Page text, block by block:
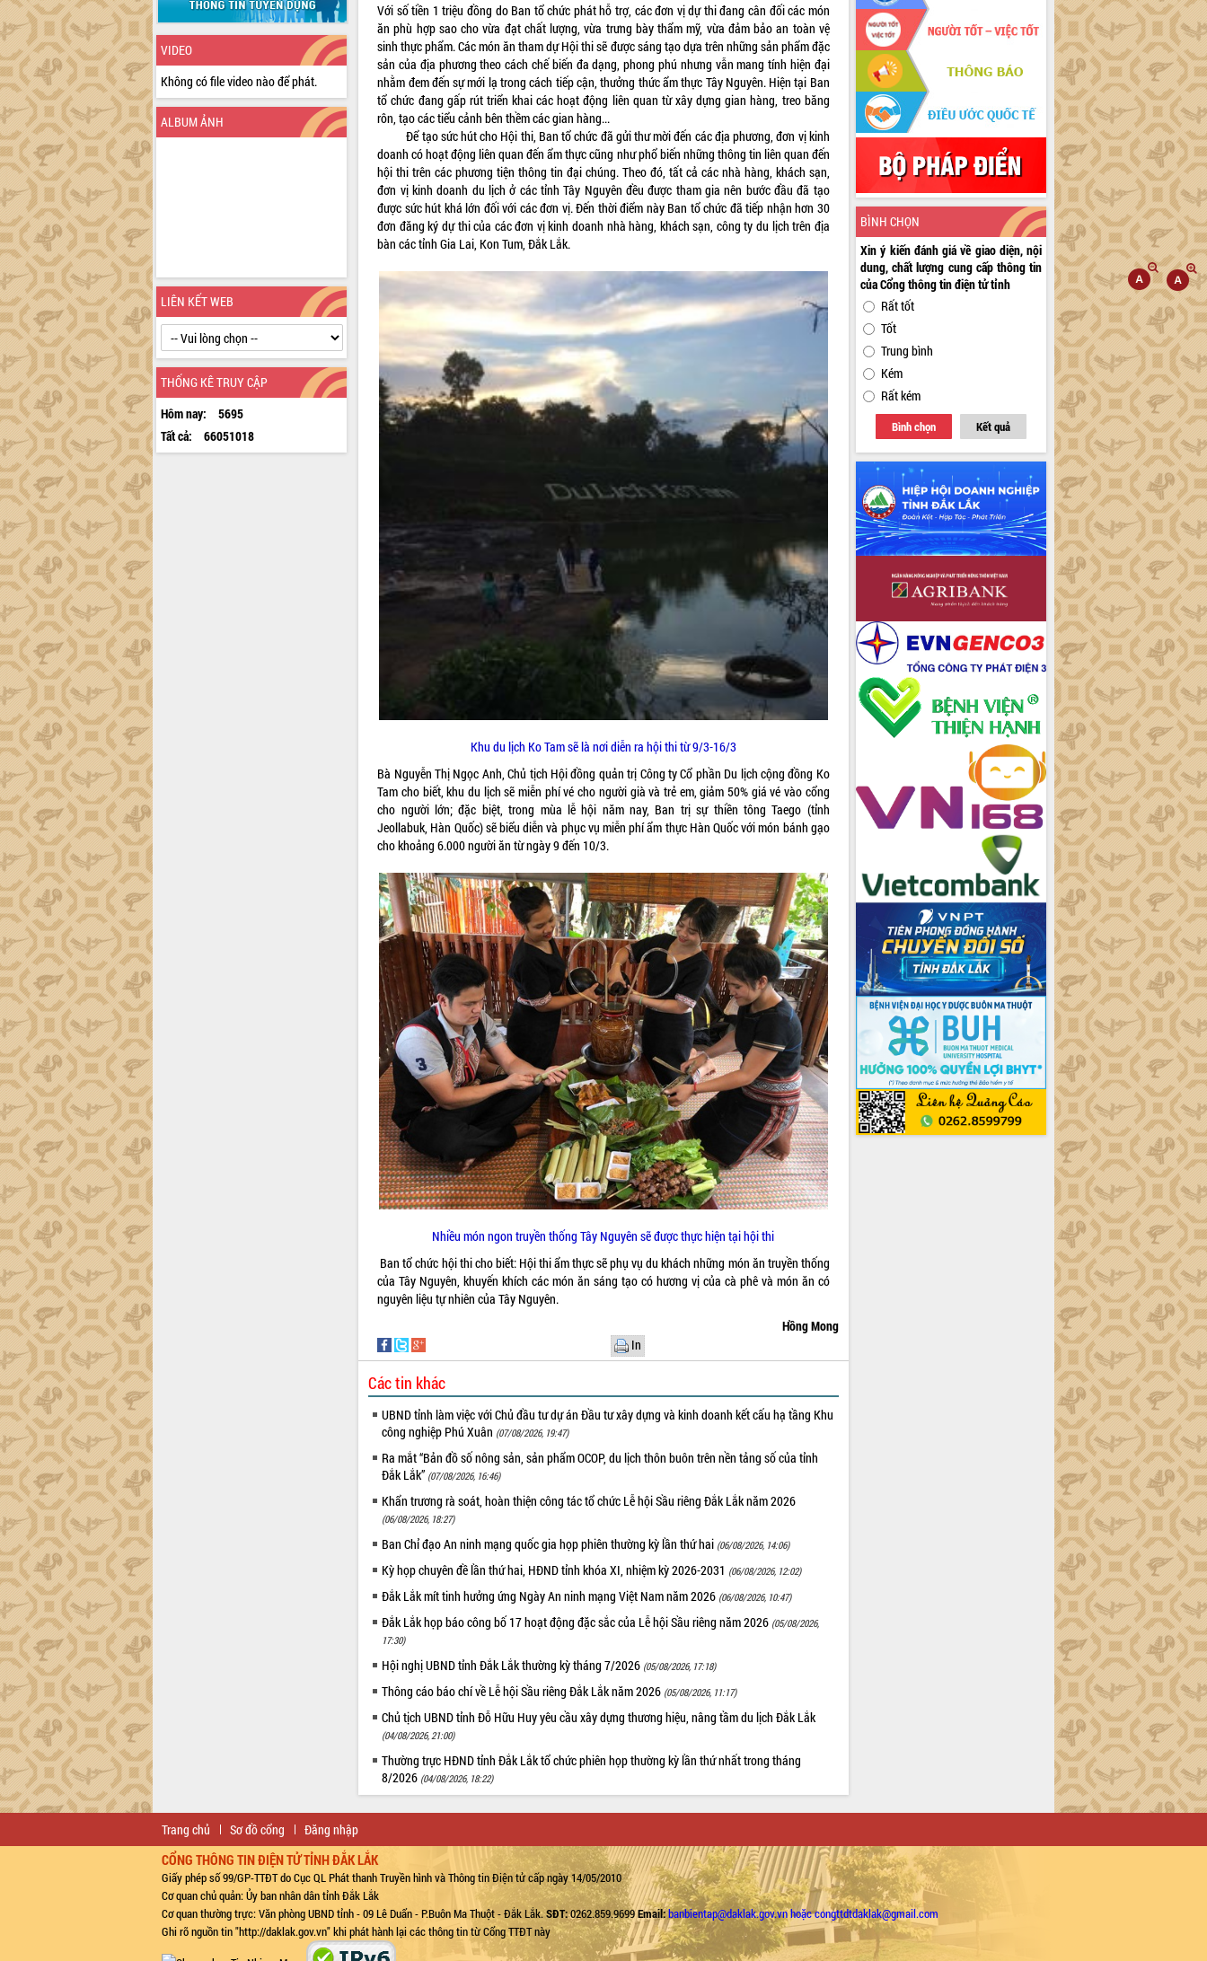
VIDEO
Không có file video nào để phát.
ALBUM ẢNH
LIÊN KẾT WEB
THỐNG KÊ TRUY CẬP
Hôm nay:
5695
Tất cả:
66051018
Với số tiền 1 triệu đồng do Ban tổ chức phát hỗ trợ, các đơn vị dự thi đang cân đối các món
ăn phù hợp sao cho vừa đạt chất lượng, vừa trưng bày thẩm mỹ, vừa đảm bảo an toàn vệ
sinh thực phẩm. Các món ăn tham dự Hội thi sẽ được sáng tạo dựa trên những sản phẩm đặc
sản của địa phương theo cách chế biến đa dạng, phong phú nhưng vẫn mang tính hiện đại
nhằm đem đến sự mới lạ trong cách tiếp cận, thưởng thức ẩm thực Tây Nguyên. Hiện tại Ban
tổ chức đang gấp rút triển khai các hoạt động liên quan từ xây dựng gian hàng, treo băng
rôn, tạo các tiểu cảnh bên thềm các gian hàng...
Để tạo sức hút cho Hội thi, Ban tổ chức đã gửi thư mời đến các địa phương, đơn vị kinh
doanh có hoạt động liên quan đến ẩm thực cũng như phổ biến những thông tin liên quan đến
hội thi trên các phương tiện thông tin đại chúng. Theo đó, tất cả các nhà hàng, khách sạn,
đơn vị kinh doanh du lịch ở các tỉnh Tây Nguyên đều được tham gia nên bước đầu đã tạo
được sức hút khá lớn đối với các đơn vị. Đến thời điểm này Ban tổ chức đã tiếp nhận hơn 30
đơn đăng ký dự thi của các đơn vị kinh doanh nhà hàng, khách sạn, công ty du lịch trên địa
bàn các tỉnh Gia Lai, Kon Tum, Đắk Lắk.
Khu du lịch Ko Tam sẽ là nơi diễn ra hội thi từ 9/3-16/3
Bà Nguyễn Thị Ngọc Anh, Chủ tịch Hội đồng quản trị Công ty Cổ phần Du lịch cộng đồng Ko
Tam cho biết, khu du lịch sẽ miễn phí vé cho người già và trẻ em, giảm 50% giá vé vào cổng
cho người lớn; đặc biệt, trong mùa lễ hội năm nay, Ban trị sự thiền tông Taego (tỉnh
Jeollabuk, Hàn Quốc) sẽ biểu diễn và phục vụ miễn phí ẩm thực Hàn Quốc với món bánh gạo
cho khoảng 6.000 người ăn từ ngày 9 đến 10/3.
Nhiều món ngon truyền thống Tây Nguyên sẽ được thực hiện tại hội thi
Ban tổ chức hội thi cho biết: Hội thi ẩm thực sẽ phụ vụ du khách những món ăn truyền thống
của Tây Nguyên, khuyến khích các món ăn sáng tạo có hương vị của cà phê và món ăn có
nguyên liệu tự nhiên của Tây Nguyên.
Hồng Mong
In
Các tin khác
UBND tỉnh làm việc với Chủ đầu tư dự án Đầu tư xây dựng và kinh doanh kết cấu hạ tầng Khu
công nghiệp Phú Xuân (07/08/2026, 19:47)
Ra mắt “Bản đồ số nông sản, sản phẩm OCOP, du lịch thôn buôn trên nền tảng số của tỉnh
Đắk Lắk” (07/08/2026, 16:46)
Khẩn trương rà soát, hoàn thiện công tác tổ chức Lễ hội Sầu riêng Đắk Lắk năm 2026
(06/08/2026, 18:27)
Ban Chỉ đạo An ninh mạng quốc gia họp phiên thường kỳ lần thứ hai (06/08/2026, 14:06)
Kỳ họp chuyên đề lần thứ hai, HĐND tỉnh khóa XI, nhiệm kỳ 2026-2031 (06/08/2026, 12:02)
Đắk Lắk mít tinh hưởng ứng Ngày An ninh mạng Việt Nam năm 2026 (06/08/2026, 10:47)
Đắk Lắk họp báo công bố 17 hoạt động đặc sắc của Lễ hội Sầu riêng năm 2026 (05/08/2026,
17:30)
Hội nghị UBND tỉnh Đắk Lắk thường kỳ tháng 7/2026 (05/08/2026, 17:18)
Thông cáo báo chí về Lễ hội Sầu riêng Đắk Lắk năm 2026 (05/08/2026, 11:17)
Chủ tịch UBND tỉnh Đỗ Hữu Huy yêu cầu xây dựng thương hiệu, nâng tầm du lịch Đắk Lắk
(04/08/2026, 21:00)
Thường trực HĐND tỉnh Đắk Lắk tổ chức phiên họp thường kỳ lần thứ nhất trong tháng
8/2026 (04/08/2026, 18:22)
BÌNH CHỌN
Xin ý kiến đánh giá về giao diện, nội
dung, chất lượng cung cấp thông tin
của Cổng thông tin điện tử tỉnh
Rất tốt
Tốt
Trung bình
Kém
Rất kém
Bình chọn Kết quả
Trang chủ Sơ đồ cổng Đăng nhập
CỔNG THÔNG TIN ĐIỆN TỬ TỈNH ĐẮK LẮK
Giấy phép số 99/GP-TTĐT do Cục QL Phát thanh Truyền hình và Thông tin Điện tử cấp ngày 14/05/2010
Cơ quan chủ quản: Ủy ban nhân dân tỉnh Đắk Lắk
Cơ quan thường trực: Văn phòng UBND tỉnh - 09 Lê Duẩn - P.Buôn Ma Thuột - Đắk Lắk.SĐT:0262.859.9699Email:banbientap@daklak.gov.vn hoặc congttdtdaklak@gmail.com
Ghi rõ nguồn tin "http://daklak.gov.vn" khi phát hành lại các thông tin từ Cổng TTĐT này